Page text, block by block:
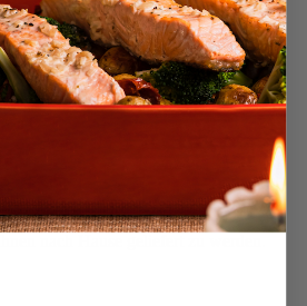
+
nach Hause geliefert zu werden.